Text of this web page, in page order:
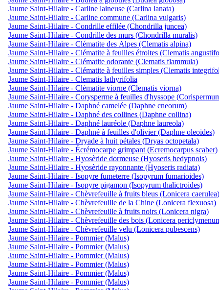
Jaume Saint-Hilaire - Carline laineuse (Carlina lanata)
Jaume Saint-Hilaire - Carline commune (Carlina vulgaris)
Jaume Saint-Hilaire - Condrille effilée (Chondrilla juncea)
Jaume Saint-Hilaire - Condrille des murs (Chondrilla muralis)
Jaume Saint-Hilaire - Clématite des Alpes (Clematis alpina)
Jaume Saint-Hilaire - Clématite à feuilles étroites (Clematis
Jaume Saint-Hilaire - Clématite odorante (Clematis flammula)
Jaume Saint-Hilaire - Clématite à feuilles simples (Clematis
Jaume Saint-Hilaire - Clematis lathyrifolia
Jaume Saint-Hilaire - Clématite viorne (Clematis viorna)
Jaume Saint-Hilaire - Corysperme à feuilles d'hyssope
Jaume Saint-Hilaire - Daphné camelée (Daphne cneorum)
Jaume Saint-Hilaire - Daphné des collines (Daphne collina)
Jaume Saint-Hilaire - Daphné lauréole (Daphne laureola)
Jaume Saint-Hilaire - Daphné à feuilles d'olivier (Daphne oleoides)
Jaume Saint-Hilaire - Dryade à huit pétales (Dryas octopetala)
Jaume Saint-Hilaire - Écrémocarpe grimpant (Ecremocarpus scaber)
Jaume Saint-Hilaire - Hyosèride dormeuse (Hyoseris hedypnois)
Jaume Saint-Hilaire - Hyosèride rayonnante (Hyoseris radiata)
Jaume Saint-Hilaire - Isopyre fumeterre (Isopyrum fumarioides)
Jaume Saint-Hilaire - Isopyre pigamon (Isopyrum thalictroides)
Jaume Saint-Hilaire - Chèvrefeuille à fruits bleus (Lonicera caerulea)
Jaume Saint-Hilaire - Chèvrefeuille de la Chine (Lonicera flexuosa)
Jaume Saint-Hilaire - Chèvrefeuille à fruits noirs (Lonicera nigra)
Jaume Saint-Hilaire - Chèvrefeuille des bois (Lonicera
Jaume Saint-Hilaire - Chèvrefeuille velu (Lonicera pubescens)
Jaume Saint-Hilaire - Pommier (Malus)
Jaume Saint-Hilaire - Pommier (Malus)
Jaume Saint-Hilaire - Pommier (Malus)
Jaume Saint-Hilaire - Pommier (Malus)
Jaume Saint-Hilaire - Pommier (Malus)
Jaume Saint-Hilaire - Pommier (Malus)